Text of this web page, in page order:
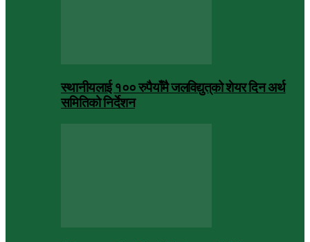
स्थानीयलाई १०० रुपैयाँमै जलविद्युत्‌को शेयर दिन अर्थ
समितिको निर्देशन